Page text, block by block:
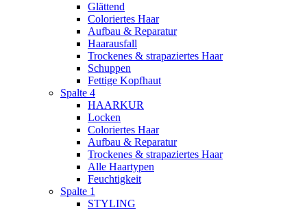
Glättend
Coloriertes Haar
Aufbau & Reparatur
Haarausfall
Trockenes & strapaziertes Haar
Schuppen
Fettige Kopfhaut
Spalte 4
HAARKUR
Locken
Coloriertes Haar
Aufbau & Reparatur
Trockenes & strapaziertes Haar
Alle Haartypen
Feuchtigkeit
Spalte 1
STYLING